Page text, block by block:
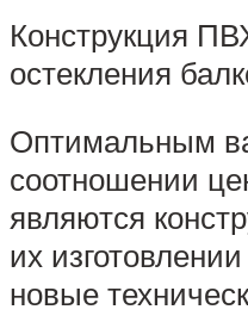
Конструкция
остекления
Оптимальным
соотношении
являются
их
новые